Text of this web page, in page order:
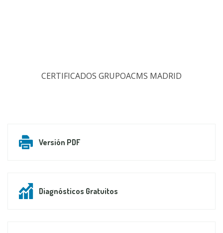
CERTIFICADOS GRUPOACMS MADRID
Versión PDF
Diagnósticos Gratuitos